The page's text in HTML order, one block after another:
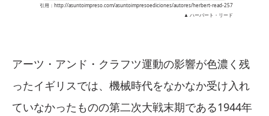
引用：http://asuntoimpreso.com/asuntoimpresoediciones/autores/herbert-read-257
▲ ハーバート・リード
アーツ・アンド・クラフツ運動の影響が色濃く残
ったイギリスでは、機械時代をなかなか受け入れ
ていなかったものの第二次大戦末期である1944年